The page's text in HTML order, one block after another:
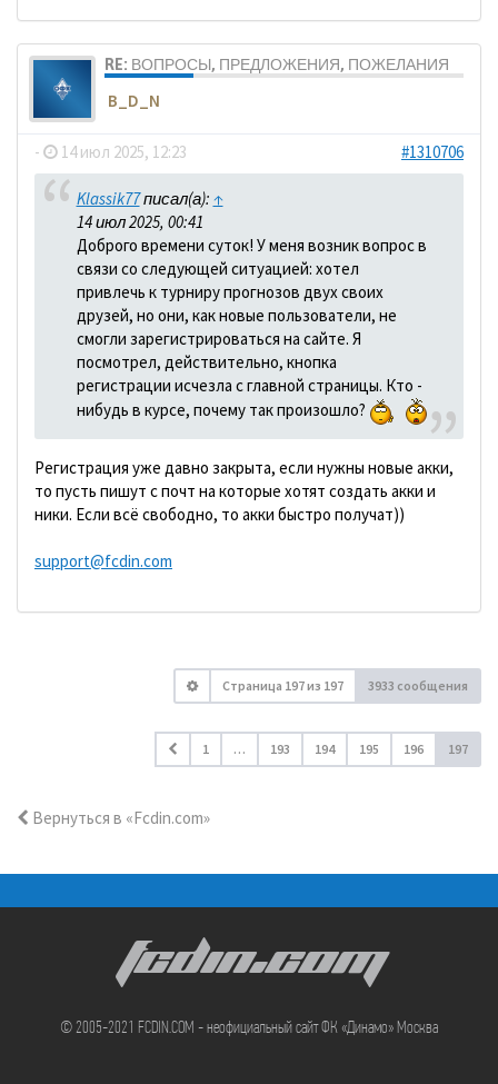
RE: ВОПРОСЫ, ПРЕДЛОЖЕНИЯ, ПОЖЕЛАНИЯ
B_D_N
- 14 июл 2025, 12:23 #1310706
Klassik77писал(а): ↑
14 июл 2025, 00:41
Доброго времени суток! У меня возник вопрос в
связи со следующей ситуацией: хотел
привлечь к турниру прогнозов двух своих
друзей, но они, как новые пользователи, не
смогли зарегистрироваться на сайте. Я
посмотрел, действительно, кнопка
регистрации исчезла с главной страницы. Кто -
нибудь в курсе, почему так произошло?
Регистрация уже давно закрыта, если нужны новые акки,
то пусть пишут с почт на которые хотят создать акки и
ники. Если всё свободно, то акки быстро получат))
support@fcdin.com
Страница 197из 197 3933 сообщения
1 … 193 194 195 196 197
Вернуться в «Fcdin.com»
FCDIN.COM
© 2005-2021 FCDIN.COM - неофициальный сайт ФК «Динамо» Москва